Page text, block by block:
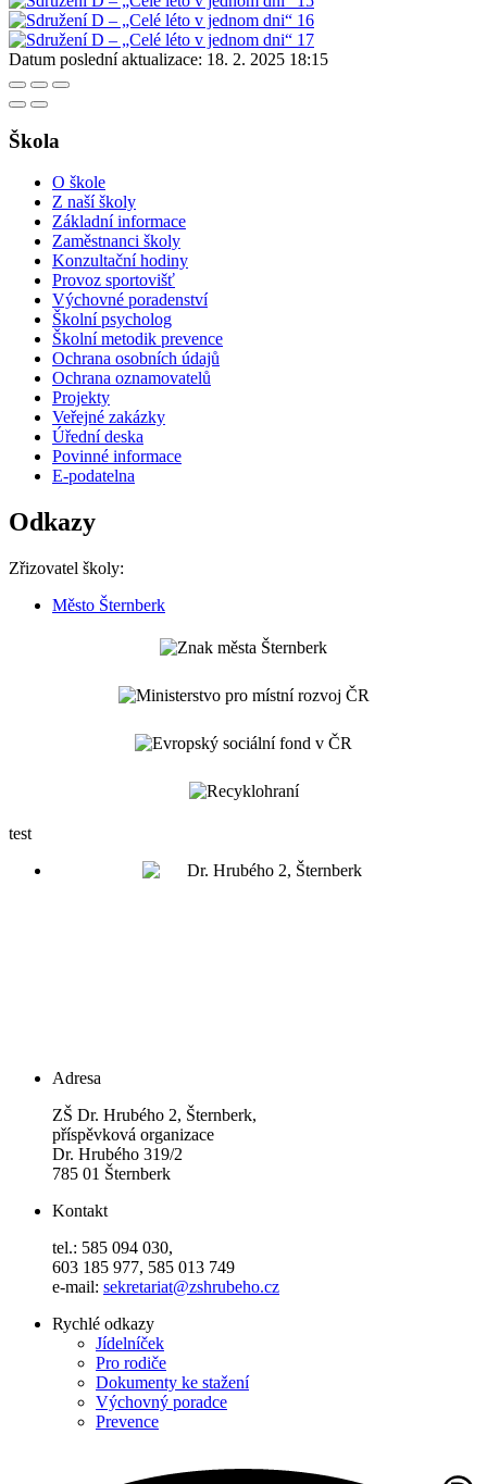
Datum poslední aktualizace: 18. 2. 2025 18:15
Škola
O škole
Z naší školy
Základní informace
Zaměstnanci školy
Konzultační hodiny
Provoz sportovišť
Výchovné poradenství
Školní psycholog
Školní metodik prevence
Ochrana osobních údajů
Ochrana oznamovatelů
Projekty
Veřejné zakázky
Úřední deska
Povinné informace
E-podatelna
Odkazy
Zřizovatel školy:
Město Šternberk
test
Adresa
ZŠ Dr. Hrubého 2, Šternberk,
příspěvková organizace
Dr. Hrubého 319/2
785 01 Šternberk
Kontakt
tel.: 585 094 030,
603 185 977, 585 013 749
e-mail: sekretariat@zshrubeho.cz
Rychlé odkazy
Jídelníček
Pro rodiče
Dokumenty ke stažení
Výchovný poradce
Prevence